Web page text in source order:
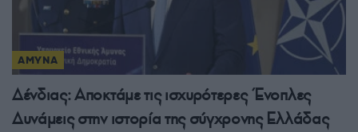
ΑΜΥΝΑ
Δένδιας: Αποκτάμε τις ισχυρότερες Ένοπλες
Δυνάμεις στην ιστορία της σύγχρονης Ελλάδας